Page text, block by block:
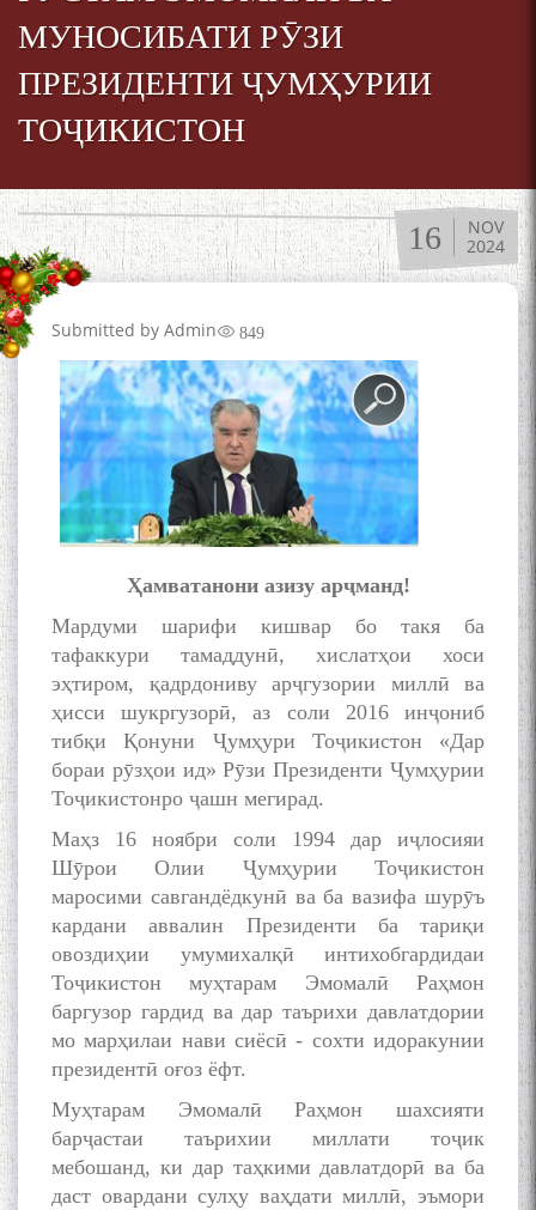
МУНОСИБАТИ РӮЗИ
ПРЕЗИДЕНТИ ҶУМҲУРИИ
ТОҶИКИСТОН
16
NOV
2024
Submitted by Admin 849
Ҳамватанони азизу арҷманд!
Мардуми шарифи кишвар бо такя ба
тафаккури тамаддунӣ, хислатҳои хоси
эҳтиром, қадрдониву арҷгузории миллӣ ва
ҳисси шукргузорӣ, аз соли 2016 инҷониб
тибқи Қонуни Ҷумҳури Тоҷикистон «Дар
бораи рӯзҳои ид» Рӯзи Президенти Ҷумҳурии
Тоҷикистонро ҷашн мегирад.
Маҳз 16 ноябри соли 1994 дар иҷлосияи
Шӯрои Олии Ҷумҳурии Тоҷикистон
маросими савгандёдкунӣ ва ба вазифа шурӯъ
кардани аввалин Президенти ба тариқи
овоздиҳии умумихалқӣ интихобгардидаи
Тоҷикистон муҳтарам Эмомалӣ Раҳмон
баргузор гардид ва дар таърихи давлатдории
мо марҳилаи нави сиёсӣ - сохти идоракунии
президентӣ оғоз ёфт.
Муҳтарам Эмомалӣ Раҳмон шахсияти
барҷастаи таърихии миллати тоҷик
мебошанд, ки дар таҳкими давлатдорӣ ва ба
даст овардани сулҳу ваҳдати миллӣ, эъмори